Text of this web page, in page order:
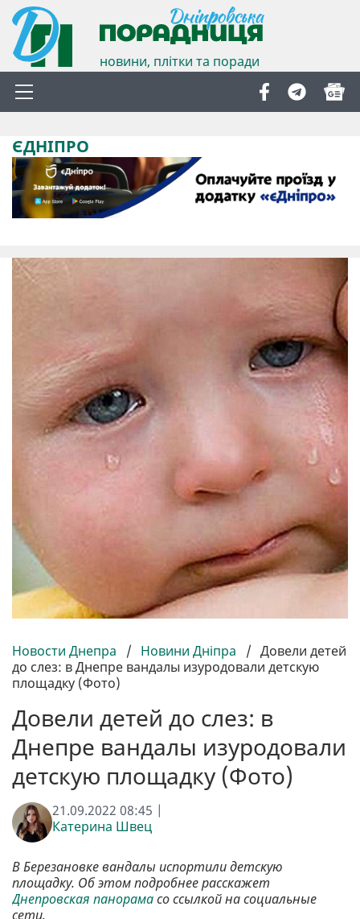
новини, плітки та поради
ЄДНІПРО
Новости Днепра / Новини Дніпра / Довели детей
до слез: в Днепре вандалы изуродовали детскую
площадку (Фото)
Довели детей до слез: в
Днепре вандалы изуродовали
детскую площадку (Фото)
21.09.2022 08:45 |
Катерина Швец
В Березановке вандалы испортили детскую
площадку. Об этом подробнее расскажет
Днепровская панорамасо ссылкой на социальные
сети.